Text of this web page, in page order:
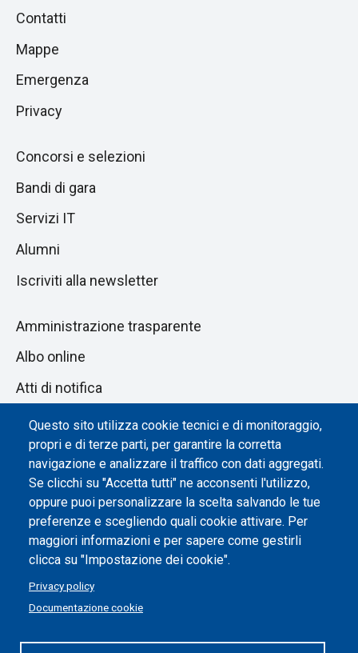
Questo sito utilizza cookie tecnici e di monitoraggio,
propri e di terze parti, per garantire la corretta
navigazione e analizzare il traffico con dati aggregati.
Se clicchi su "Accetta tutti" ne acconsenti l'utilizzo,
oppure puoi personalizzare la scelta salvando le tue
preferenze e scegliendo quali cookie attivare. Per
maggiori informazioni e per sapere come gestirli
clicca su "Impostazione dei cookie".
Privacy policy
Documentazione cookie
Salta
sezione
Piè
di
pagina
Contatti
Mappe
Emergenza
Privacy
Concorsi e selezioni
Bandi di gara
Servizi IT
Alumni
Iscriviti alla newsletter
Amministrazione trasparente
Albo online
Atti di notifica
Dichiarazione di accessibilità
Impostazione dei cookie